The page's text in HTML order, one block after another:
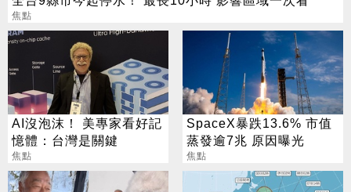
焦點
AI沒泡沫！ 美專家看好記
憶體：台灣是關鍵
焦點
SpaceX暴跌13.6% 市值
蒸發逾7兆 原因曝光
焦點